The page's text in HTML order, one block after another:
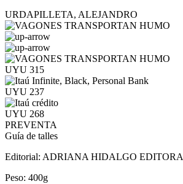
URDAPILLETA, ALEJANDRO
UYU 315
UYU 237
UYU 268
PREVENTA
Guía de talles
Editorial: ADRIANA HIDALGO EDITORA
Peso: 400g